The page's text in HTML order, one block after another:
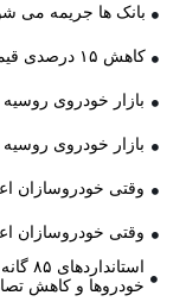
بانک ها جریمه می
کاهش ۱۵ درصدی قیمت روغن
بازار خودروی
بازار خودروی
وقتی خودروسازان
وقتی خودروسازان
خودروها و کاهش